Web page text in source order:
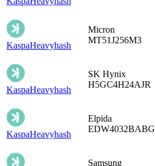
KaspaHeavyhash
Micron
MT51J256M3
KaspaHeavyhash
SK Hynix
H5GC4H24AJR
KaspaHeavyhash
Elpida
EDW4032BABG
Samsung